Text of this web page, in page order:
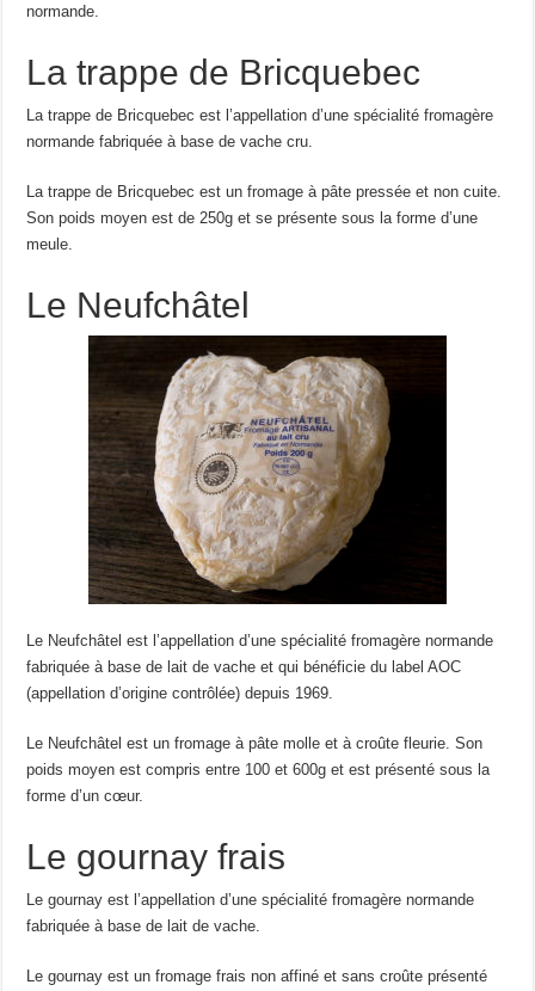
normande.
La trappe de Bricquebec
La trappe de Bricquebec est l’appellation d’une spécialité fromagère
normande fabriquée à base de vache cru.
La trappe de Bricquebec est un fromage à pâte pressée et non cuite.
Son poids moyen est de 250g et se présente sous la forme d’une
meule.
Le Neufchâtel
Le Neufchâtel est l’appellation d’une spécialité fromagère normande
fabriquée à base de lait de vache et qui bénéficie du label AOC
(appellation d’origine contrôlée) depuis 1969.
Le Neufchâtel est un fromage à pâte molle et à croûte fleurie. Son
poids moyen est compris entre 100 et 600g et est présenté sous la
forme d’un cœur.
Le gournay frais
Le gournay est l’appellation d’une spécialité fromagère normande
fabriquée à base de lait de vache.
Le gournay est un fromage frais non affiné et sans croûte présenté